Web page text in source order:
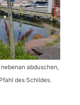
abduschen,
des Schildes.